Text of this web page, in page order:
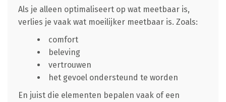
Als je alleen optimaliseert op wat meetbaar is,
verlies je vaak wat moeilijker meetbaar is. Zoals:
comfort
beleving
vertrouwen
het gevoel ondersteund te worden
En juist die elementen bepalen vaak of een